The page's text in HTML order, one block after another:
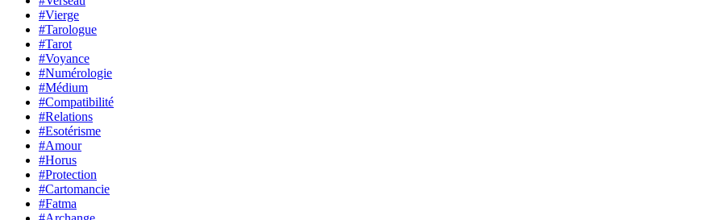
#Vierge
#Tarologue
#Tarot
#Voyance
#Numérologie
#Médium
#Compatibilité
#Relations
#Esotérisme
#Amour
#Horus
#Protection
#Cartomancie
#Fatma